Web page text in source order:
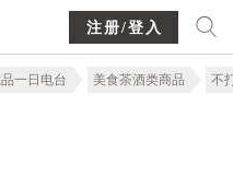
注册/登入
一日电台 美食茶酒类商品 不